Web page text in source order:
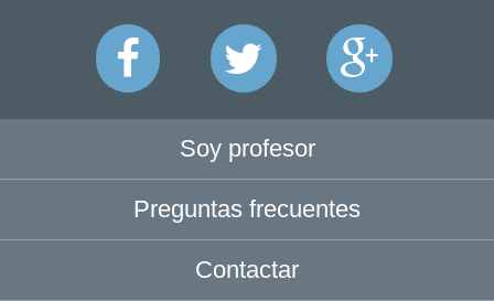
Soy profesor
Preguntas frecuentes
Contactar